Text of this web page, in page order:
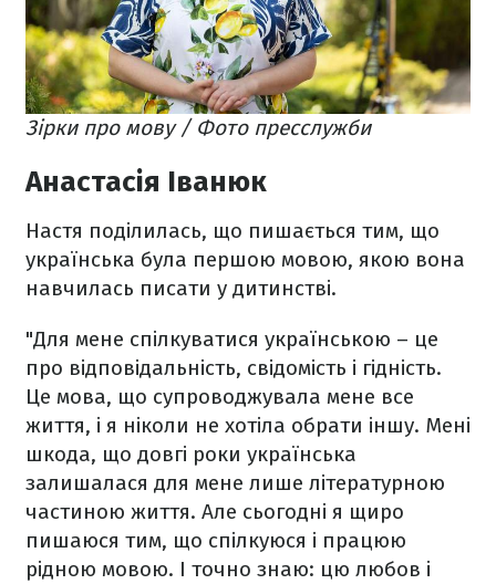
Зірки про мову / Фото пресслужби
Анастасія Іванюк
Настя поділилась, що пишається тим, що
українська була першою мовою, якою вона
навчилась писати у дитинстві.
"Для мене спілкуватися українською – це
про відповідальність, свідомість і гідність.
Це мова, що супроводжувала мене все
життя, і я ніколи не хотіла обрати іншу. Мені
шкода, що довгі роки українська
залишалася для мене лише літературною
частиною життя. Але сьогодні я щиро
пишаюся тим, що спілкуюся і працюю
рідною мовою. І точно знаю: цю любов і